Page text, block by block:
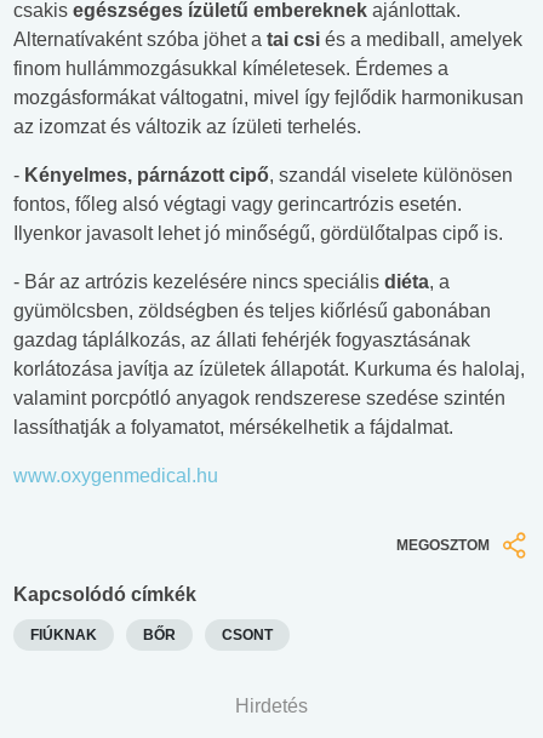
csakis egészséges ízületű embereknek ajánlottak.
Alternatívaként szóba jöhet a tai csi és a mediball, amelyek
finom hullámmozgásukkal kíméletesek. Érdemes a
mozgásformákat váltogatni, mivel így fejlődik harmonikusan
az izomzat és változik az ízületi terhelés.
- Kényelmes, párnázott cipő, szandál viselete különösen
fontos, főleg alsó végtagi vagy gerincartrózis esetén.
Ilyenkor javasolt lehet jó minőségű, gördülőtalpas cipő is.
- Bár az artrózis kezelésére nincs speciális diéta, a
gyümölcsben, zöldségben és teljes kiőrlésű gabonában
gazdag táplálkozás, az állati fehérjék fogyasztásának
korlátozása javítja az ízületek állapotát. Kurkuma és halolaj,
valamint porcpótló anyagok rendszerese szedése szintén
lassíthatják a folyamatot, mérsékelhetik a fájdalmat.
www.oxygenmedical.hu
MEGOSZTOM
Kapcsolódó címkék
FIÚKNAK BŐR CSONT
Hirdetés